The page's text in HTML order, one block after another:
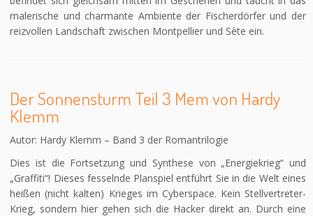
malerische und charmante Ambiente der Fischerdörfer und der
reizvollen Landschaft zwischen Montpellier und Sète ein.
Der Sonnensturm Teil 3 Mem von Hardy
Klemm
Autor: Hardy Klemm – Band 3 der Romantrilogie
Dies ist die Fortsetzung und Synthese von „Energiekrieg“ und
„Graffiti“! Dieses fesselnde Planspiel entführt Sie in die Welt eines
heißen (nicht kalten) Krieges im Cyberspace. Kein Stellvertreter-
Krieg, sondern hier gehen sich die Hacker direkt an. Durch eine